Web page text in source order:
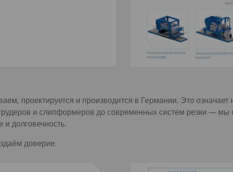
проектируется и производится в Германии. Это означает
и слипформеров до современных систем резки — мы
долговечность.
доверие.